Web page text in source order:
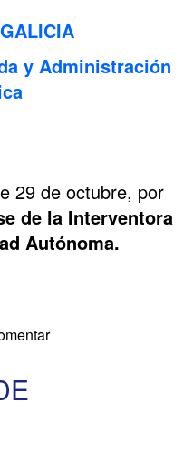
y Administración
29 de octubre, por
de la Interventora
Autónoma.